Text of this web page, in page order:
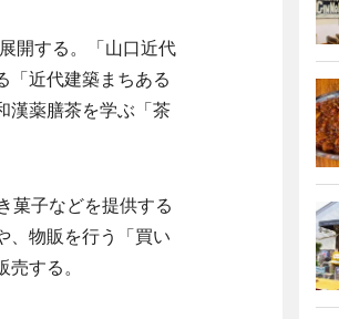
開する。「山口近代
「近代建築まちある
漢薬膳茶を学ぶ「茶
菓子などを提供する
、物販を行う「買い
する。